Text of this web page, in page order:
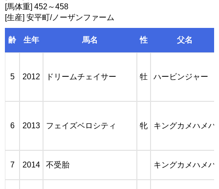
[馬体重] 452～458
[生産] 安平町/ノーザンファーム
齢 生年 馬名 性 父名
5 2012 ドリームチェイサー 牡 ハービンジャー
6 2013 フェイズベロシティ 牝 キングカメハメハ
7 2014 不受胎 キングカメハメハ